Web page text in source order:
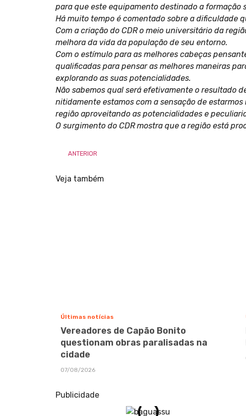
para que este equipamento destinado a
Há muito tempo é comentado sobre a dificuldade
Com a criação do CDR o meio universitário da
melhora da vida da população de seu entorno.
Com o estímulo para as melhores cabeças
qualificadas para pensar as melhores maneiras
explorando as suas potencialidades.
Não sabemos qual será efetivamente o resultado
nitidamente estamos com a sensação de
região aproveitando as potencialidades e
O surgimento do CDR mostra que a região está
ANTERIOR
Veja também
Últimas notícias
Vereadores de Capão Bonito
questionam obras paralisadas na
cidade
07/08/2026
Publicidade